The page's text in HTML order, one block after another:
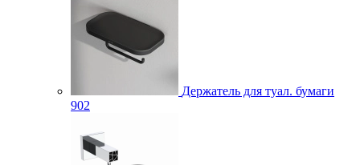
Держатель для туал. бумаги
902